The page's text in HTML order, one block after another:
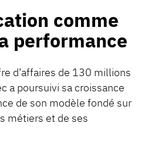
comme
performance
d’affaires de 130 millions
a poursuivi sa croissance
de son modèle fondé sur
métiers et de ses